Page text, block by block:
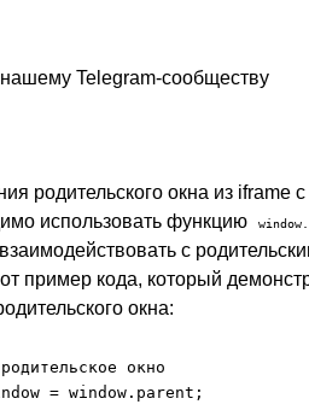
Telegram-сообществу
родительского окна из iframe
использовать функцию
с
пример кода, который
окна:
окно
= window.parent;